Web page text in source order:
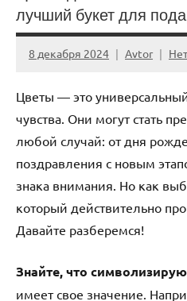
лучший букет для
8 декабря 2024 Avtor
Цветы — это
чувства. Они могут стать
любой случай: от дня
поздравления с новым
знака внимания. Но как
который действительно
Давайте разберемся!
Знайте, что
имеет свое значение.